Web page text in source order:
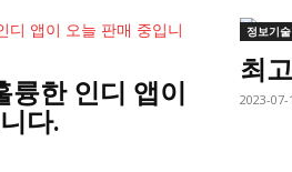
륭한 인디 앱이
다.
정보기술
최
2023-07-